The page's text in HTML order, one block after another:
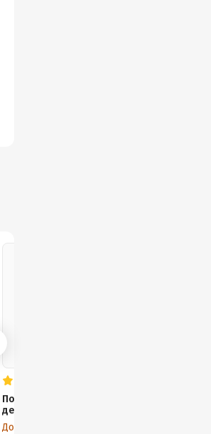
Потерянные
девушки Рима
Донато Карризи